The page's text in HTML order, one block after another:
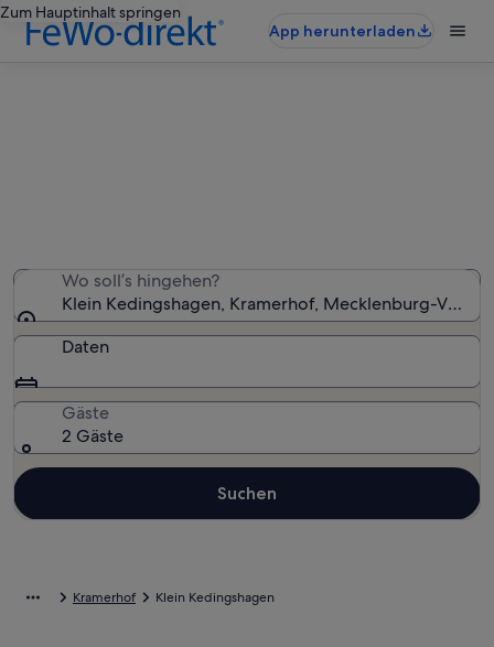
Zum Hauptinhalt springen
App herunterladen
Wo soll’s hingehen?
Klein Kedingshagen, Kramerhof, Mecklenburg-
Daten
Gäste
2 Gäste
Suchen
Kramerhof Klein Kedingshagen